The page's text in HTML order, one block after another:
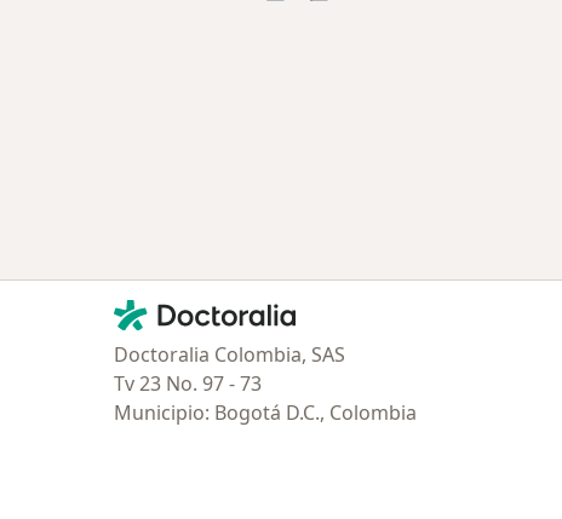
Contacto
Doctoralia - Página de inicio
Doctoralia Colombia, SAS
Tv 23 No. 97 - 73
Municipio: Bogotá D.C., Colombia